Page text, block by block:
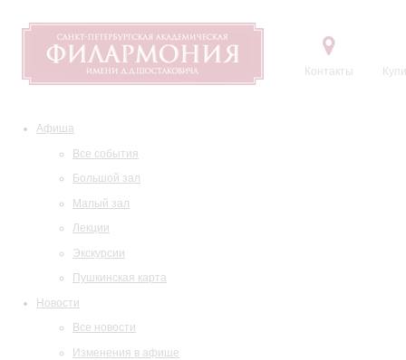
Контакты
Афиша
Все события
Большой зал
Малый зал
Лекции
Экскурсии
Пушкинская карта
Новости
Все новости
Изменения в афише